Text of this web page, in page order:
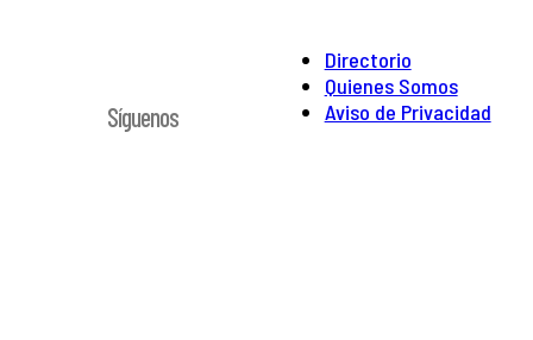
Directorio
Quienes Somos
Aviso de Privacidad
Síguenos